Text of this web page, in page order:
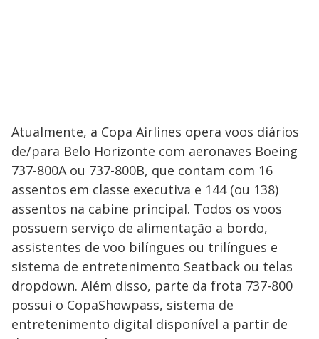
Atualmente, a Copa Airlines opera voos diários
de/para Belo Horizonte com aeronaves Boeing
737-800A ou 737-800B, que contam com 16
assentos em classe executiva e 144 (ou 138)
assentos na cabine principal. Todos os voos
possuem serviço de alimentação a bordo,
assistentes de voo bilíngues ou trilíngues e
sistema de entretenimento Seatback ou telas
dropdown. Além disso, parte da frota 737-800
possui o CopaShowpass, sistema de
entretenimento digital disponível a partir de